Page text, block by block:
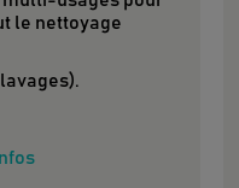
le nettoyage